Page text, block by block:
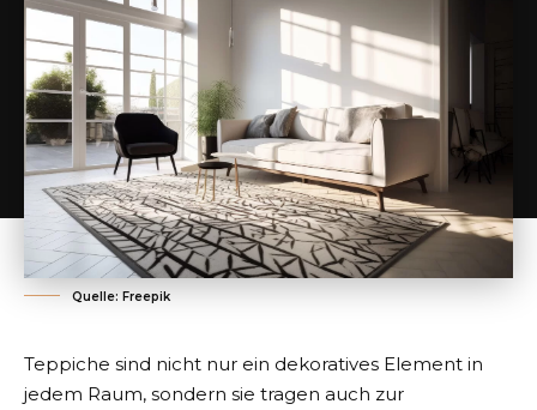
Quelle: Freepik
Teppiche sind nicht nur ein dekoratives Element in
jedem Raum, sondern sie tragen auch zur